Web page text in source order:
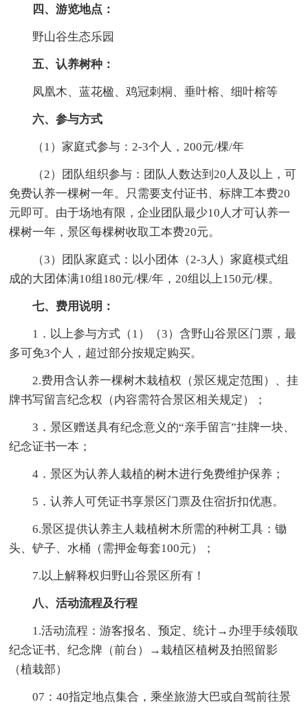
四、游览地点：
野山谷生态乐园
五、认养树种：
凤凰木、蓝花楹、鸡冠刺桐、垂叶榕、细叶榕等
六、参与方式
（1）家庭式参与：2-3个人，200元/棵/年
（2）团队组织参与：团队人数达到20人及以上，可
免费认养一棵树一年。只需要支付证书、标牌工本费20
元即可。由于场地有限，企业团队最少10人才可认养一
棵树一年，景区每棵树收取工本费20元。
（3）团队家庭式：以小团体（2-3人）家庭模式组
成的大团体满10组180元/棵/年，20组以上150元/棵。
七、费用说明：
1．以上参与方式（1）（3）含野山谷景区门票，最
多可免3个人，超过部分按规定购买。
2.费用含认养一棵树木栽植权（景区规定范围）、挂
牌书写留言纪念权（内容需符合景区相关规定）；
3．景区赠送具有纪念意义的“亲手留言”挂牌一块、
纪念证书一本；
4．景区为认养人栽植的树木进行免费维护保养；
5．认养人可凭证书享景区门票及住宿折扣优惠。
6.景区提供认养主人栽植树木所需的种树工具：锄
头、铲子、水桶（需押金每套100元）；
7.以上解释权归野山谷景区所有！
八、活动流程及行程
1.活动流程：游客报名、预定、统计→办理手续领取
纪念证书、纪念牌（前台）→栽植区植树及拍照留影
（植栽部）
07：40指定地点集合，乘坐旅游大巴或自驾前往景